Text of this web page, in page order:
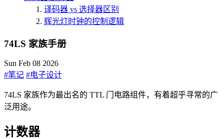
译码器 vs 选择器区别
辉光灯时钟的控制逻辑
74LS 家族手册
Sun Feb 08 2026
#笔记 #电子设计
74LS 家族作为最出名的 TTL 门电路组件，有着超乎寻常的广
泛用途。
计数器